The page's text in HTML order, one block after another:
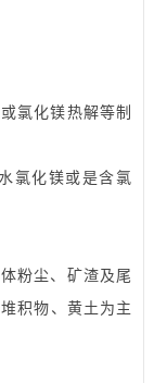
氯化镁热解等制
氯化镁或是含氯
粉尘、矿渣及尾
积物、黄土为主